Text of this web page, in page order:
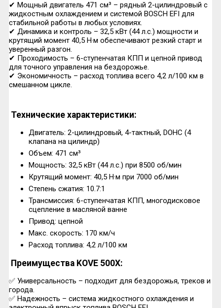
✔ Мощный двигатель 471 см³ – рядный 2-цилиндровый с
жидкостным охлаждением и системой BOSCH EFI для
стабильной работы в любых условиях.
✔ Динамика и контроль – 32,5 кВт (44 л.с.) мощности и
крутящий момент 40,5 Н·м обеспечивают резкий старт и
уверенный разгон.
✔ Проходимость – 6-ступенчатая КПП и цепной привод
для точного управления на бездорожье.
✔ Экономичность – расход топлива всего 4,2 л/100 км в
смешанном цикле.
Технические характеристики:
Двигатель: 2-цилиндровый, 4-тактный, DOHC (4
клапана на цилиндр)
Объем: 471 см³
Мощность: 32,5 кВт (44 л.с.) при 8500 об/мин
Крутящий момент: 40,5 Н·м при 7000 об/мин
Степень сжатия: 10.7:1
Трансмиссия: 6-ступенчатая КПП, многодисковое
сцепление в масляной ванне
Привод: цепной
Макс. скорость: 170 км/ч
Расход топлива: 4,2 л/100 км
Преимущества KOVE 500X:
✅ Универсальность – подходит для бездорожья, треков и
города.
✅ Надежность – система жидкостного охлаждения и